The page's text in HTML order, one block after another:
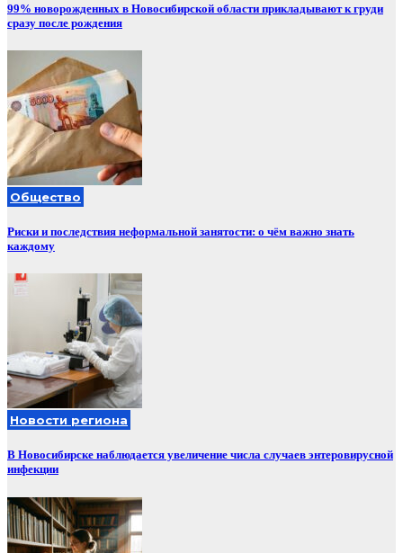
99% новорожденных в Новосибирской области прикладывают к груди
сразу после рождения
Общество
Риски и последствия неформальной занятости: о чём важно знать
каждому
Новости региона
В Новосибирске наблюдается увеличение числа случаев энтеровирусной
инфекции